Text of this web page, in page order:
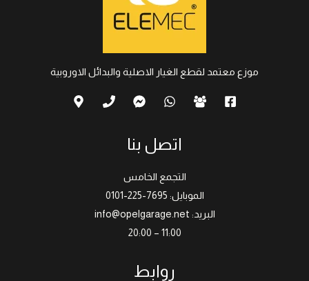
موزع معتمد لقطع الغيار الاصلية والبدائل الاوروبية
اتصل بنا
التجمع الخامس
الموبايل: 7695-225-0101
البريد: info@opelgarage.net
11:00 – 20:00
روابط